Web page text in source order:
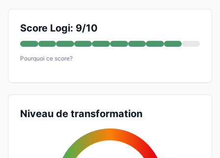
Score Logi: 9/10
Pourquoi ce score?
Niveau de transformation